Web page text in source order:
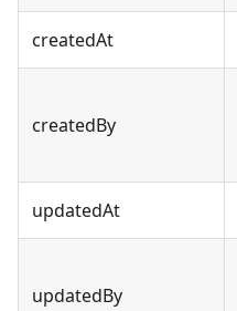
createdAt
createdBy
updatedAt
updatedBy